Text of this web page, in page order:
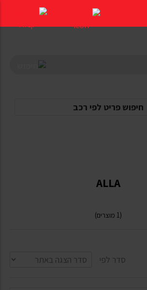
חיפוש פריט לפי רכב
ALLA
(1 מוצרים)
סדר לפי